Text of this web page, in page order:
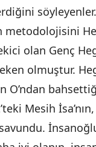
söyleyenler.
metodolojisini
olan Genç
olmuştur.
O’ndan
Mesih